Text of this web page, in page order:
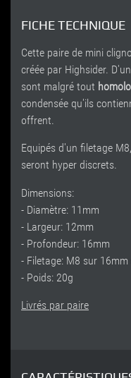
FICHE TECHNIQUE
Cette paire de mini
créée par Highsider. D'un
sont malgré tout
condensée qu'ils
offrent.
Equipés d'un filetage
seront hyper discrets.
Dimensions:
- Diamètre: 11mm
- Largeur: 12mm
- Profondeur: 16mm
- Filetage: M8 sur 16mm
- Poids: 20g
Livrés par paire